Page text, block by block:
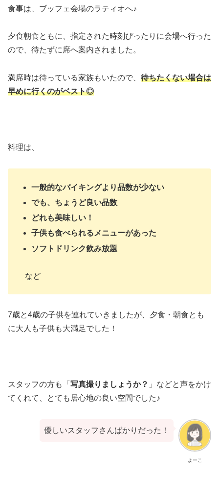
食事は、ブッフェ会場のラティオへ♪
夕食朝食ともに、指定された時刻ぴったりに会場へ行った
ので、待たずに席へ案内されました。
満席時は待っている家族もいたので、 待ちたくない場合は
早めに行くのがベスト◎
料理は、
一般的なバイキングより品数が少ない
でも、ちょうど良い品数
どれも美味しい！
子供も食べられるメニューがあった
ソフトドリンク飲み放題
など
7歳と4歳の子供を連れていきましたが、夕食・朝食とも
に大人も子供も大満足でした！
スタッフの方も「 写真撮りましょうか？ 」などと声をかけ
てくれて、とても居心地の良い空間でした♪
よーこ
優しいスタッフさんばかりだった！